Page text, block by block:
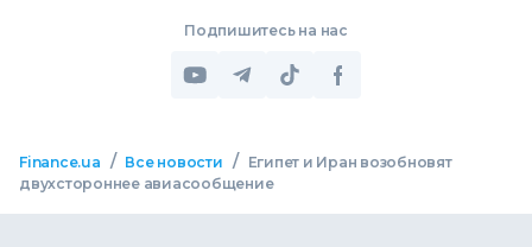
Подпишитесь на нас
Finance.ua / Все новости /
Египет и Иран возобновят
двухстороннее авиасообщение